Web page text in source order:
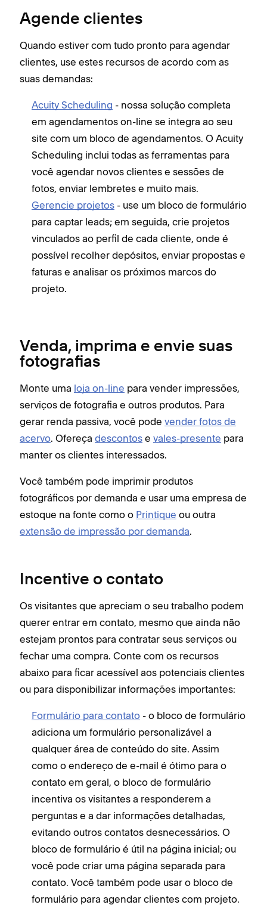
Agende clientes
Quando estiver com tudo pronto para agendar
clientes, use estes recursos de acordo com as
suas demandas:
Acuity Scheduling - nossa solução completa
em agendamentos on-line se integra ao seu
site com um bloco de agendamentos. O Acuity
Scheduling inclui todas as ferramentas para
você agendar novos clientes e sessões de
fotos, enviar lembretes e muito mais.
Gerencie projetos - use um bloco de formulário
para captar leads; em seguida, crie projetos
vinculados ao perfil de cada cliente, onde é
possível recolher depósitos, enviar propostas e
faturas e analisar os próximos marcos do
projeto.
Venda, imprima e envie suas
fotografias
Monte uma loja on-line para vender impressões,
serviços de fotografia e outros produtos. Para
gerar renda passiva, você pode vender fotos de
acervo. Ofereça descontos e vales-presente para
manter os clientes interessados.
Você também pode imprimir produtos
fotográficos por demanda e usar uma empresa de
estoque na fonte como o Printique ou outra
extensão de impressão por demanda.
Incentive o contato
Os visitantes que apreciam o seu trabalho podem
querer entrar em contato, mesmo que ainda não
estejam prontos para contratar seus serviços ou
fechar uma compra. Conte com os recursos
abaixo para ficar acessível aos potenciais clientes
ou para disponibilizar informações importantes:
Formulário para contato - o bloco de formulário
adiciona um formulário personalizável a
qualquer área de conteúdo do site. Assim
como o endereço de e-mail é ótimo para o
contato em geral, o bloco de formulário
incentiva os visitantes a responderem a
perguntas e a dar informações detalhadas,
evitando outros contatos desnecessários. O
bloco de formulário é útil na página inicial; ou
você pode criar uma página separada para
contato. Você também pode usar o bloco de
formulário para agendar clientes com projeto.